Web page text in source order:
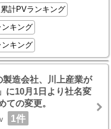
累計PVランキング
ンキング
ンキング
製造会社、川上産業が
に10月1日より社名変
ての変更。
1件